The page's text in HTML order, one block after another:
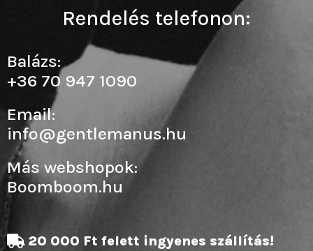
20 000 Ft felett ingyenes szállítás!
Rendelés telefonon:
Balázs:
+36 70 947 1090
Email:
info@gentlemanus.hu
Más webshopok:
Boomboom.hu